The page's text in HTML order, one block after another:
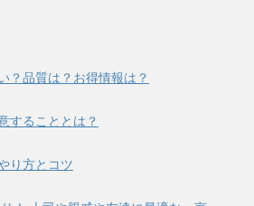
？品質は？お得情報は？
することとは？
り方とコツ